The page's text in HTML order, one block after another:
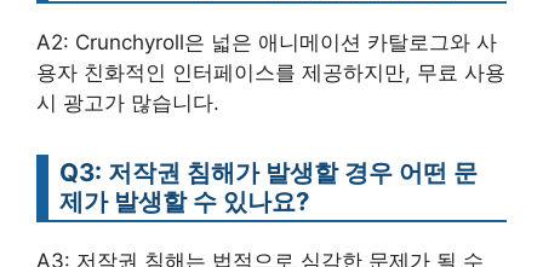
A2: Crunchyroll은 넓은 애니메이션 카탈로그와 사
용자 친화적인 인터페이스를 제공하지만, 무료 사용
시 광고가 많습니다.
Q3: 저작권 침해가 발생할 경우 어떤 문
제가 발생할 수 있나요?
A3: 저작권 침해는 법적으로 심각한 문제가 될 수